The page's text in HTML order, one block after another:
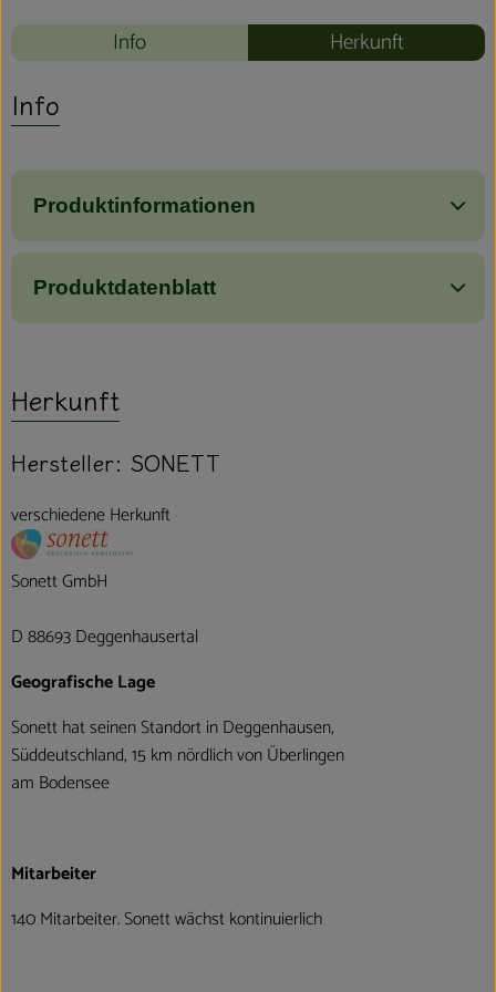
Info Herkunft
Info
Produktinformationen
Produktdatenblatt
Herkunft
Hersteller: SONETT
verschiedene Herkunft
Sonett GmbH
D 88693 Deggenhausertal
Geografische Lage
Sonett hat seinen Standort in Deggenhausen,
Süddeutschland, 15 km nördlich von Überlingen
am Bodensee
Mitarbeiter
140 Mitarbeiter. Sonett wächst kontinuierlich